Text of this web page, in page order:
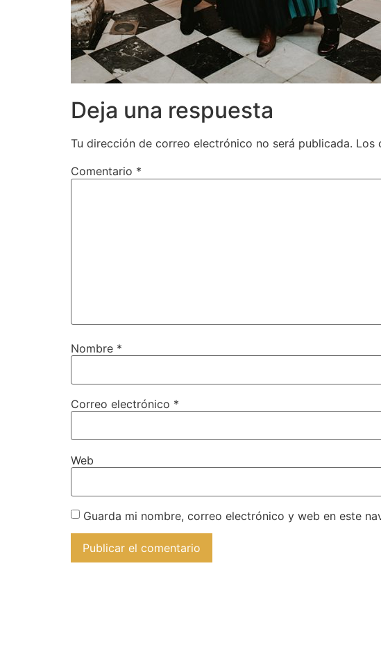
Deja una respuesta
Tu dirección de correo electrónico no será publicada. Los
Comentario *
Nombre *
Correo electrónico *
Web
Guarda mi nombre, correo electrónico y web en este